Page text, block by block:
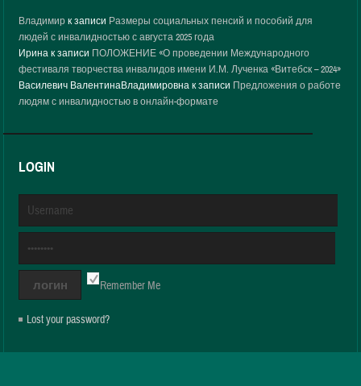
Владимир к записи Размеры социальных пенсий и пособий для
людей с инвалидностью с августа 2025 года
Ирина к записи ПОЛОЖЕНИЕ «О проведении Международного
фестиваля творчества инвалидов имени И.М. Лученка «Витебск – 2024»
Василевич ВалентинаВладимировна к записи Предложения о работе
людям с инвалидностью в онлайн-формате
LOGIN
Remember Me
Lost your password?